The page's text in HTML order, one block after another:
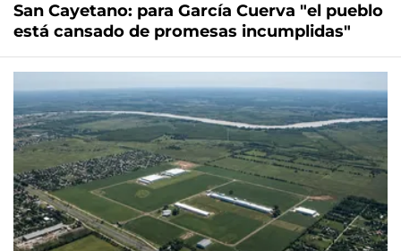
San Cayetano: para García Cuerva "el pueblo
está cansado de promesas incumplidas"